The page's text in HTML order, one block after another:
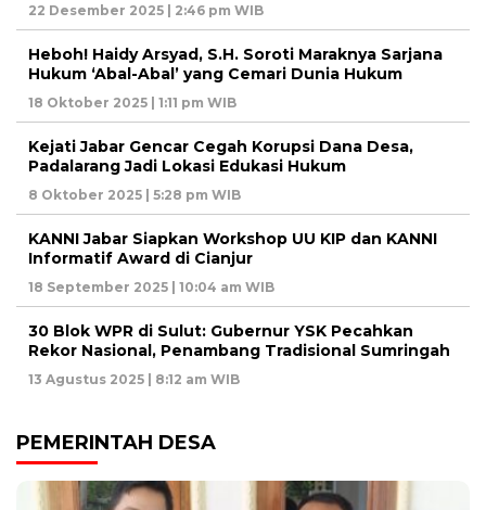
22 Desember 2025 | 2:46 pm WIB
Heboh! Haidy Arsyad, S.H. Soroti Maraknya Sarjana
Hukum ‘Abal-Abal’ yang Cemari Dunia Hukum
18 Oktober 2025 | 1:11 pm WIB
Kejati Jabar Gencar Cegah Korupsi Dana Desa,
Padalarang Jadi Lokasi Edukasi Hukum
8 Oktober 2025 | 5:28 pm WIB
KANNI Jabar Siapkan Workshop UU KIP dan KANNI
Informatif Award di Cianjur
18 September 2025 | 10:04 am WIB
30 Blok WPR di Sulut: Gubernur YSK Pecahkan
Rekor Nasional, Penambang Tradisional Sumringah
13 Agustus 2025 | 8:12 am WIB
PEMERINTAH DESA